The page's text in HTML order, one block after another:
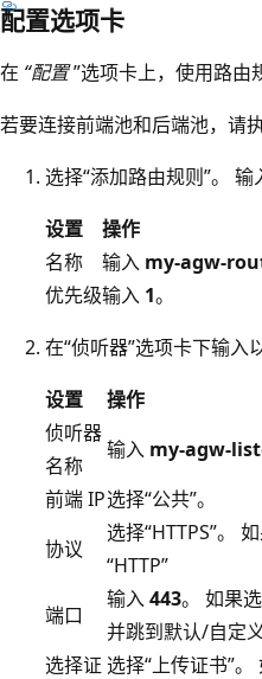
配置选项卡
在 “配置”选项卡上，使用路由
若要连接前端池和后端池，请
选择“添加路由规则”。 输
设置
操作
名称
输入 my-agw-
优先级输入 1。
在“侦听器”选项卡下输入
设置
操作
侦听器
名称
输入 my-agw-
前端 IP选择“公共”。
协议
选择“HTTPS”。
“HTTP”
端口
输入443。 如果
并跳到默认/自定
选择证 选择“上传证书”